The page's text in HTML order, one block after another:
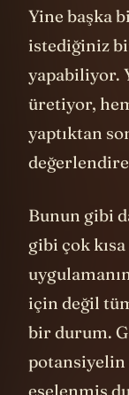
yapabiliyor.
üretiyor, hem
yaptıktan
Bunun gibi
için değil
bir durum.
potansiyelin
eşelenmiş
Peki nedir